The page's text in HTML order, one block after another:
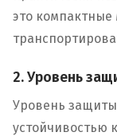
это
2. Уровень
Уровень
устойчивостью